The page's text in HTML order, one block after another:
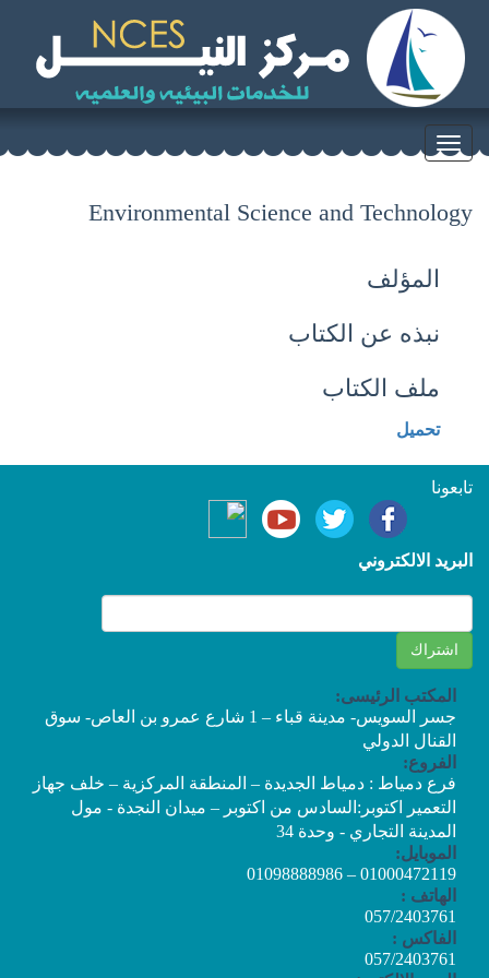
Toggle
navigation
Environmental Science and Technology
المؤلف
نبذه عن الكتاب
ملف الكتاب
تحميل
تابعونا
البريد الالكتروني
المكتب الرئيسى:
جسر السويس- مدينة قباء – 1 شارع عمرو بن العاص- سوق
القنال الدولي
الفروع:
فرع دمياط : دمياط الجديدة – المنطقة المركزية – خلف جهاز
التعمير اكتوبر:السادس من اكتوبر – ميدان النجدة - مول
المدينة التجاري - وحدة 34
الموبايل:
01000472119 – 01098888986
الهاتف :
057/2403761
الفاكس :
057/2403761